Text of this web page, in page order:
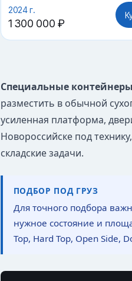
2024 г.
1 300 000 ₽
Специальные контейнеры
разместить в обычной
усиленная платформа,
Новороссийске под
складские задачи.
ПОДБОР ПОД ГРУЗ
Для точного подбора
нужное состояние и
Top, Hard Top, Open Side,